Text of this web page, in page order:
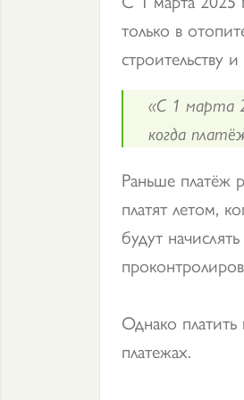
только в
строительству
«С 1 марта
когда
Раньше платёж
платят летом,
будут
Однако
платежах.